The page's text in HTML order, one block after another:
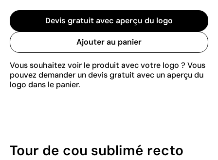
Devis gratuit avec aperçu du logo
Ajouter au panier
Vous souhaitez voir le produit avec votre logo ? Vous
pouvez demander un devis gratuit avec un aperçu du
logo dans le panier.
Tour de cou sublimé recto